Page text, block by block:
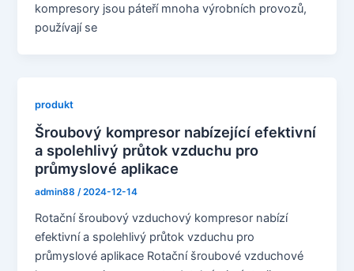
kompresory jsou páteří mnoha výrobních provozů,
používají se
produkt
Šroubový kompresor nabízející efektivní
a spolehlivý průtok vzduchu pro
průmyslové aplikace
admin88/2024-12-14
Rotační šroubový vzduchový kompresor nabízí
efektivní a spolehlivý průtok vzduchu pro
průmyslové aplikace Rotační šroubové vzduchové